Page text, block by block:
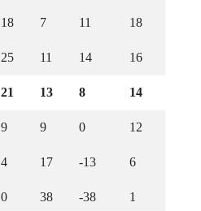
18 7 11 18
25 11 14 16
21 13 8 14
9 9 0 12
4 17 -13 6
0 38 -38 1